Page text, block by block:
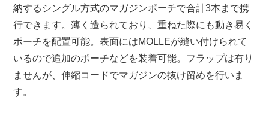
納するシングル方式のマガジンポーチで合計3本まで携
行できます。薄く造られており、重ねた際にも動き易く
ポーチを配置可能。表面にはMOLLEが縫い付けられて
いるので追加のポーチなどを装着可能。フラップは有り
ませんが、伸縮コードでマガジンの抜け留めを行いま
す。